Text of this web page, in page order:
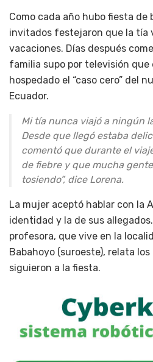
Como cada año hubo fiesta de
invitados festejaron que la tía
vacaciones. Días después
familia supo por televisión que
hospedado el “caso cero” del
Ecuador.
Mi tía nunca viajó a ningún
Desde que llegó estaba
comentó que durante el
de fiebre y que mucha
tosiendo”, dice Lorena.
La mujer aceptó hablar con la
identidad y la de sus
profesora, que vive en la
Babahoyo (suroeste), relata
siguieron a la fiesta.